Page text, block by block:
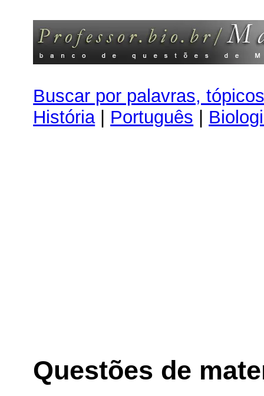
Buscar por palavras,
História| Português |
Questões de